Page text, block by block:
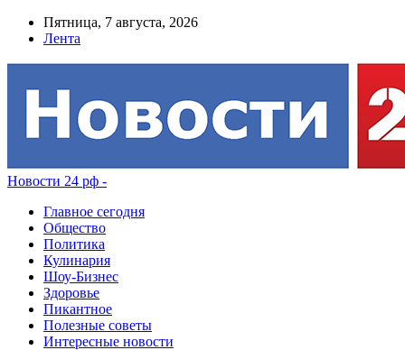
Пятница, 7 августа, 2026
Лента
Новости 24 рф -
Главное сегодня
Общество
Политика
Кулинария
Шоу-Бизнес
Здоровье
Пикантное
Полезные советы
Интересные новости